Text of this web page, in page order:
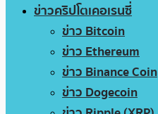
ข่าวคริปโตเคอเรนซี่
ข่าว Bitcoin
ข่าว Ethereum
ข่าว Binance Coin
ข่าว Dogecoin